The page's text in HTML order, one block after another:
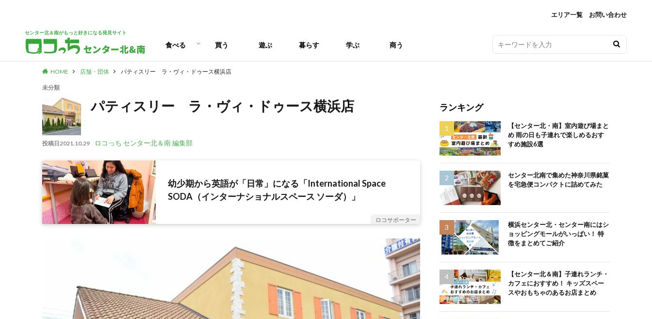
エリア一覧 お問い合わせ
センター北＆南がもっと好きになる発見サイト
食べる
パン
スイーツ
ランチ
カフェ
買う 遊ぶ 暮らす 学ぶ 商う
HOME 店舗・団体 パティスリー ラ・ヴィ・ドゥース横浜店
未分類
パティスリー ラ・ヴィ・ドゥース横浜店
投稿日2021.10.29 ロコっち センター北＆南 編集部
幼少期から英語が「日常」になる「International Space
SODA（インターナショナルスペース ソーダ）」
ロコサポーター
ランキング
【センター北・南】室内遊び場まと
め 雨の日も子連れで楽しめるおす
すめ施設6選
センター北南で集めた神奈川県銘菓
を宅急便コンパクトに詰めてみた
横浜センター北・センター南にはシ
ョッピングモールがいっぱい！ 特
徴をまとめてご紹介
【センター北＆南】子連れランチ・
カフェにおすすめ！ キッズスペー
スやおもちゃのあるお店まとめ